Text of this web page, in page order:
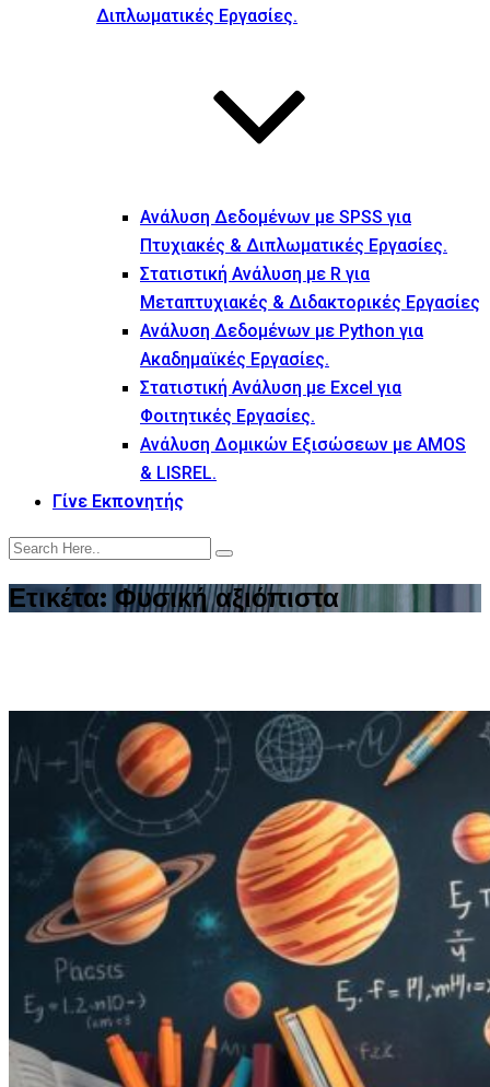
Διπλωματικές Εργασίες.
Ανάλυση Δεδομένων με SPSS για
Πτυχιακές & Διπλωματικές Εργασίες.
Στατιστική Ανάλυση με R για
Μεταπτυχιακές & Διδακτορικές Εργασίες
Ανάλυση Δεδομένων με Python για
Ακαδημαϊκές Εργασίες.
Στατιστική Ανάλυση με Excel για
Φοιτητικές Εργασίες.
Ανάλυση Δομικών Εξισώσεων με AMOS
& LISREL.
Γίνε Εκπονητής
Ετικέτα: Φυσική αξιόπιστα